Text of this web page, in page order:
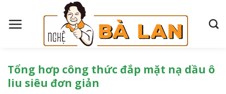
Tổng hơp công thức đắp mặt nạ dầu ô
liu siêu đơn giản